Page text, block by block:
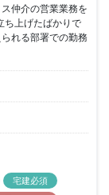
仲介の営業業務を
ち上げたばかりで
れる部署での勤務
宅建必須